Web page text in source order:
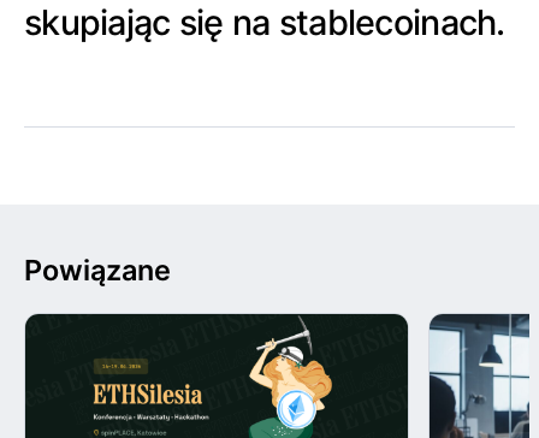
skupiając się na stablecoinach.
Powiązane